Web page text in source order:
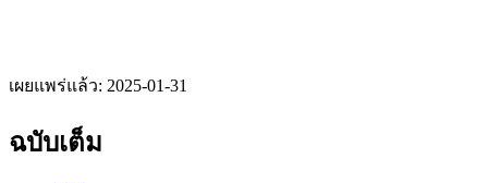
เผยแพร่แล้ว: 2025-01-31
ฉบับเต็ม